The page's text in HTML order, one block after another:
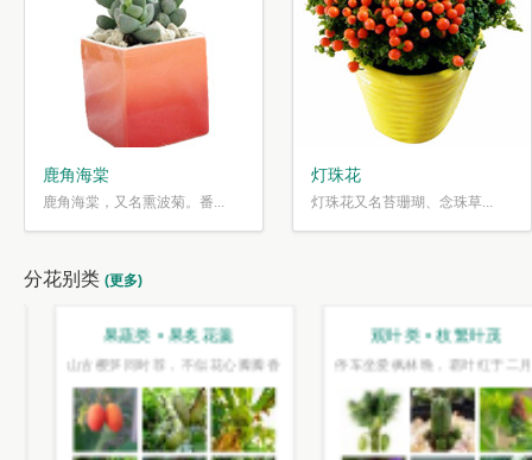
鹿角海棠
鹿角海棠，又名熏波菊。番...
灯珠花
灯珠花又名苔珊瑚、念珠草...
分花别类 (更多)
趣味类 • 奇花异草
水光潋滟花方好,山色空蒙枝亦奇
盆栽类 • 花好盆圆
千片赤英霞灿灿，百枝绛点灯煌煌